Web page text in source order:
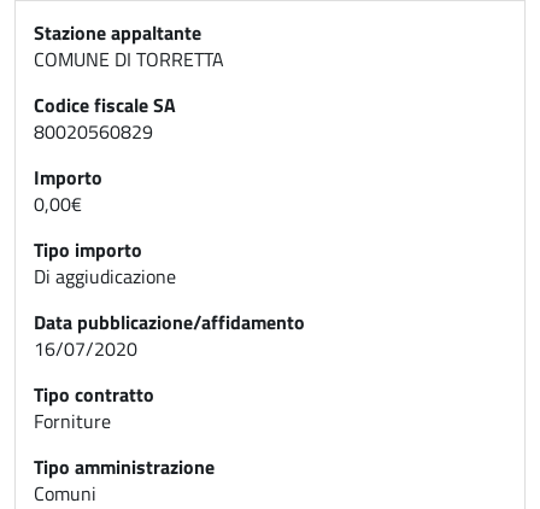
Stazione appaltante
COMUNE DI TORRETTA
Codice fiscale SA
80020560829
Importo
0,00€
Tipo importo
Di aggiudicazione
Data pubblicazione/affidamento
16/07/2020
Tipo contratto
Forniture
Tipo amministrazione
Comuni